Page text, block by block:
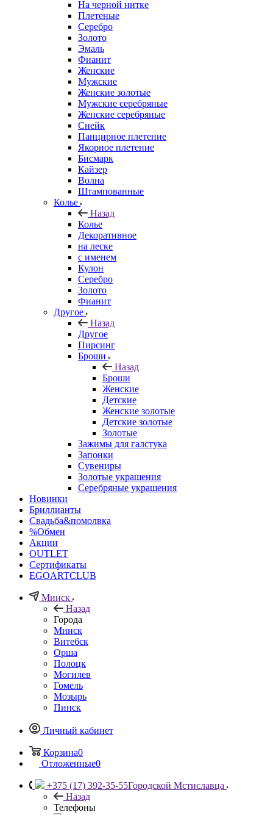
На черной нитке
Плетеные
Серебро
Золото
Эмаль
Фианит
Женские
Мужские
Женские золотые
Мужские серебряные
Женские серебряные
Снейк
Панцирное плетение
Якорное плетение
Бисмарк
Кайзер
Волна
Штампованные
Колье
Назад
Колье
Декоративное
на леске
с именем
Кулон
Серебро
Золото
Фианит
Другое
Назад
Другое
Пирсинг
Броши
Назад
Броши
Женские
Детские
Женские золотые
Детские золотые
Золотые
Зажимы для галстука
Запонки
Сувениры
Золотые украшения
Серебряные украшения
Новинки
Бриллианты
Свадьба&помолвка
%Обмен
Акции
OUTLET
Сертификаты
EGOARTCLUB
Минск
Назад
Города
Минск
Витебск
Орша
Полоцк
Могилев
Гомель
Мозырь
Пинск
Личный кабинет
Корзина0
Отложенные0
+375 (17) 392-35-55Городской Мстиславца
Назад
Телефоны